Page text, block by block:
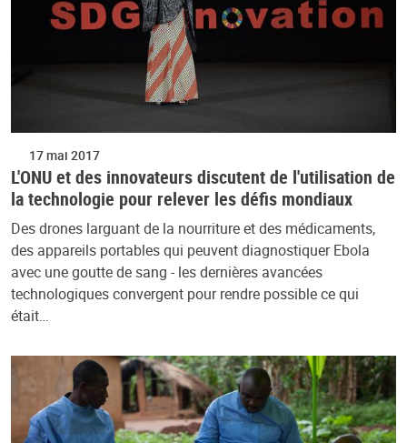
17 mai 2017
L'ONU et des innovateurs discutent de l'utilisation de
la technologie pour relever les défis mondiaux
Des drones larguant de la nourriture et des médicaments,
des appareils portables qui peuvent diagnostiquer Ebola
avec une goutte de sang - les dernières avancées
technologiques convergent pour rendre possible ce qui
était…